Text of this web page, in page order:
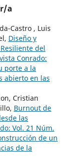
a
Castro , Luis
Diseño y
del
Conrado:
porte a la
abierto en las
Cristian
Burnout de
las
Vol. 21 Núm.
de un
de la